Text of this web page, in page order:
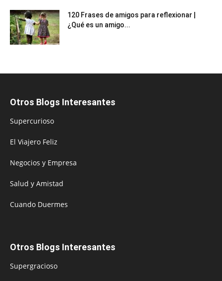
120 Frases de amigos para reflexionar |
¿Qué es un amigo...
Otros Blogs Interesantes
Supercurioso
El Viajero Feliz
Negocios y Empresa
Salud y Amistad
Cuando Duermes
Otros Blogs Interesantes
Supergracioso